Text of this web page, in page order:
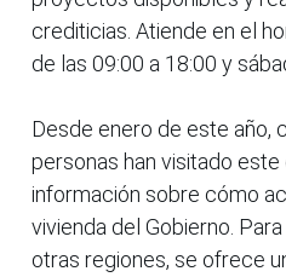
crediticias. Atiende en el
de las 09:00 a 18:00 y
Desde enero de este año,
personas han visitado
información sobre cómo
vivienda del Gobierno.
otras regiones, se ofrece